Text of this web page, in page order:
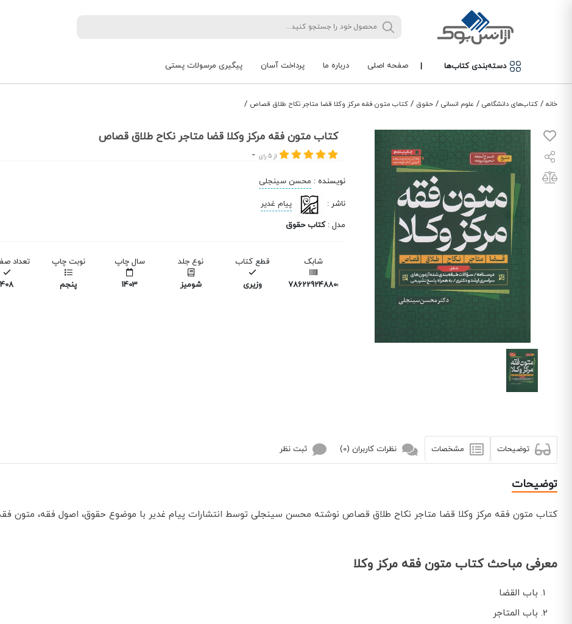
دسته‌بندی کتاب‌ها | صفحه اصلی درباره ما پرداخت آسان پیگیری مرسولات پستی
خانه / کتاب‌های دانشگاهی / علوم انسانی / حقوق / کتاب متون فقه مرکز وکلا قضا متاجر نکاح طلاق قصاص /
کتاب متون فقه مرکز وکلا قضا متاجر نکاح طلاق قصاص
از 5 رای
نویسنده : محسن سینجلی
ناشر :
پیام غدیر
مدل :کتاب حقوق
شابک
9786229248805
قطع کتاب
وزیری
نوع جلد
شومیز
سال چاپ
1403
نوبت چاپ
پنجم
تعداد
408
توضیحات مشخصات نظرات کاربران (0) ثبت نظر
توضیحات
کتاب متون فقه مرکز وکلا قضا متاجر نکاح طلاق قصاص نوشته محسن سینجلی توسط انتشارات پیام غدیر با موضوع حقوق، اصول فقه، متون
معرفی مباحث کتاب متون فقه مرکز وکلا
باب القضا
باب المتاجر